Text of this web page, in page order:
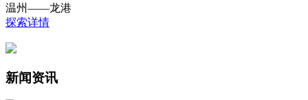
温州——龙港
探索详情
新闻资讯